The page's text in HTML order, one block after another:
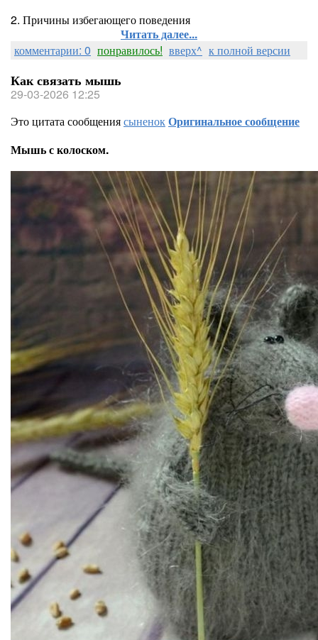
2. Причины избегающего поведения
Читать далее...
комментарии: 0 понравилось! вверх^ к полной версии
Как связать мышь
29-03-2026 12:25
Это цитата сообщениясыненокОригинальное сообщение
Мышь с колоском.